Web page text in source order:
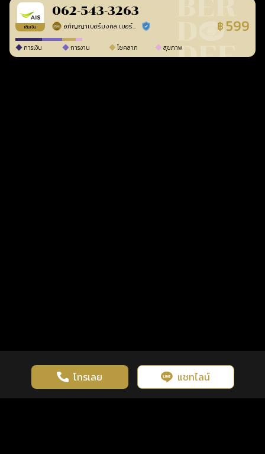
เติมเงิน
062-543-3263
อภิญญาเบอร์มงคล เบอร์สวยเลขศาสตร์ ร้านยืนยันแล้ว ฿ 599
การเงิน การงาน โชคลาภ สุขภาพ
โทรเลย แชทไลน์
เว็บไซต์นี้มีการใช้งานคุกกี้ เพื่อเพิ่มประสิทธิภาพและประสบการณ์ที่ดี
ในการใช้งานเว็บไซต์ นโยบายความเป็นส่วนตัว
รู้ก่อน พร้อมกว่า ทุกจังหวะชีวิต คลิกดูดวงฟรี